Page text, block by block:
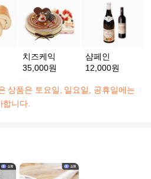
치즈케익
35,000원
샴페인
12,000원
상품은 토요일, 일요일, 공휴일에는
니다.